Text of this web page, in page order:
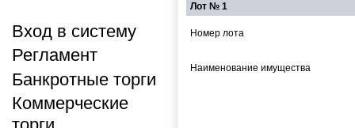
Вход в систему
Регламент
Банкротные торги
Коммерческие
торги
Лот № 1
Номер лота
Наименование имущества